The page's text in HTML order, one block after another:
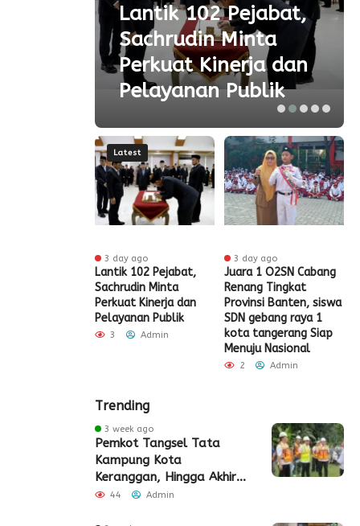
Lantik 102 Pejabat,
Sachrudin Minta
Perkuat Kinerja dan
Pelayanan Publik
Latest
3 day ago
Lantik 102 Pejabat,
Sachrudin Minta
Perkuat Kinerja dan
Pelayanan Publik
3 Admin
3 day ago
Juara 1 O2SN Cabang
Renang Tingkat
Provinsi Banten, siswa
SDN gebang raya 1
kota tangerang Siap
Menuju Nasional
2 Admin
Trending
3 week ago
Pemkot Tangsel Tata
Kampung Kota
Keranggan, Hingga Akhir
2026
44 Admin